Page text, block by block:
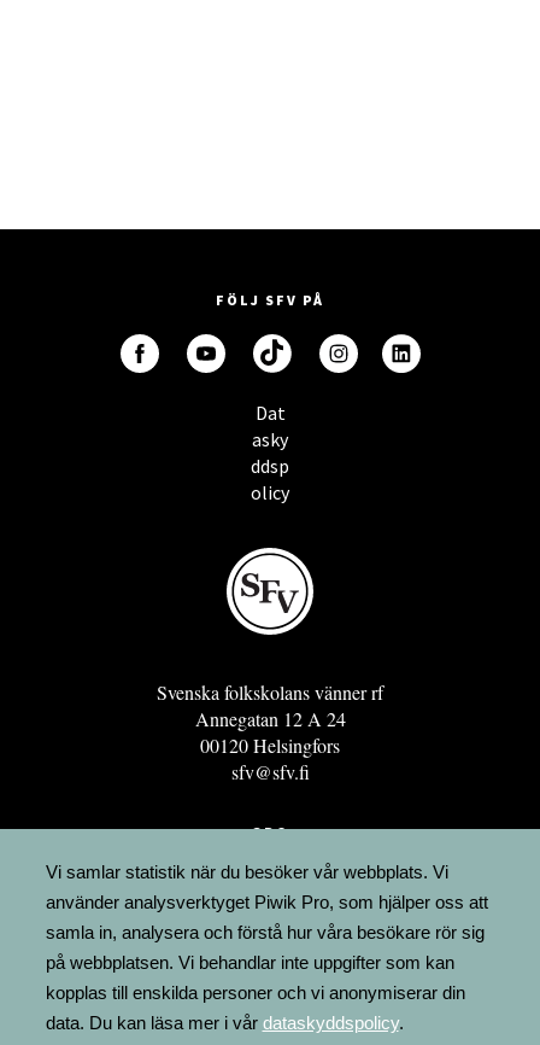
FÖLJ SFV PÅ
Dat
asky
ddsp
olicy
Svenska folkskolans vänner rf
Annegatan 12 A 24
00120 Helsingfors
sfv@sfv.fi
GRO
FÖRENINGSRESURSEN
MINNESRUNOR.FI
UPPSLAGSVERKET FINLAND
LÄGENHETER
FAKTURERING
Vi samlar statistik när du besöker vår webbplats. Vi
använder analysverktyget Piwik Pro, som hjälper oss att
samla in, analysera och förstå hur våra besökare rör sig
på webbplatsen. Vi behandlar inte uppgifter som kan
kopplas till enskilda personer och vi anonymiserar din
data. Du kan läsa mer i vår dataskyddspolicy.